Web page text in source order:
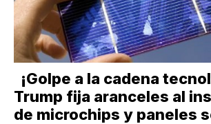
¡Golpe a la cadena
Trump fija aranceles al
de microchips y paneles